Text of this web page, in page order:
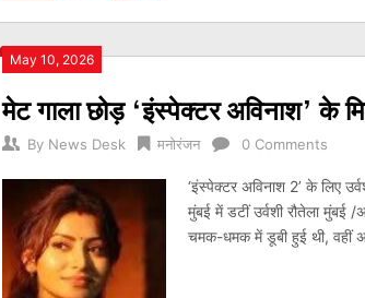
May 10, 2026
मेट गाला छोड़ ‘इंस्पेक्टर अविनाश’ के
By News Desk मनोरंजन 0 Comments
‘इंस्पेक्टर अविनाश 2’ के लिए
मुंबई में डटीं उर्वशी रौतेला मुंबई
चमक-धमक में डूबी हुई थी, वहीं